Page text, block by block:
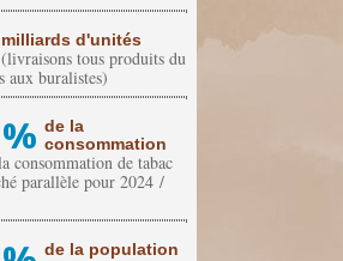
milliards d'unités
(livraisons tous produits du
aux buralistes)
% de la
consommation
consommation de tabac
parallèle pour 2024 /
de la population